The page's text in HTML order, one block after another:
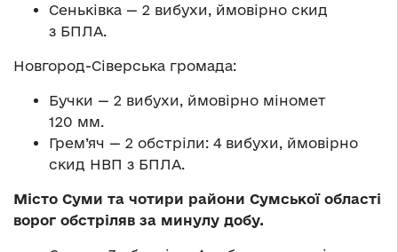
Сеньківка — 2 вибухи, ймовірно скид
з БПЛА.
Новгород-Сіверська громада:
Бучки — 2 вибухи, ймовірно міномет
120 мм.
Грем’яч — 2 обстріли: 4 вибухи, ймовірно
скид НВП з БПЛА.
Місто Суми та чотири райони Сумської області
ворог обстріляв за минулу добу.